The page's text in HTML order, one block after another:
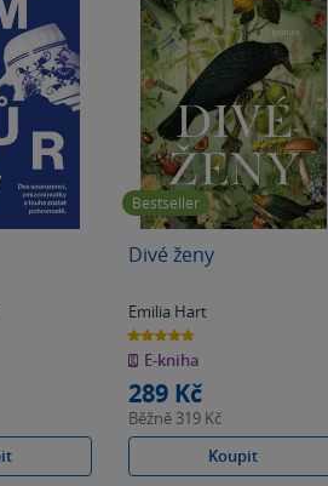
Bestseller
Divé ženy
Emilia Hart
4.8
z
5
hvězdiček
E-kniha
289 Kč
Běžně 319 Kč
Koupit